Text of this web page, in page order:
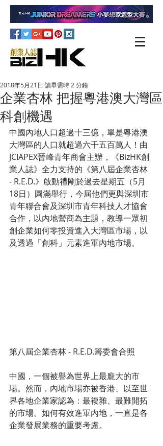
企業杏林 把握粵港澳大灣區
科創機遇
2018年5月21日 讀畢需時 2 分鐘
中國內地人口超過十三億，單是粵港澳
大灣區的人口就超過六千五百萬人！由
JCIAPEX晉峰青年商會主辦，《BizHK創
業人誌》全力支持的《第八屆企業杏林
- R.E.D.》啟動禮剛於過去星期五（5月
18日）圓滿舉行，今屆他們更與深圳市
青年聯合會及深圳市青年科技人才協會
合作，以內地營商為主題，教導一眾初
創企業如何零投資進入大灣區市場，以
及透過「創科」元素進軍內地市場。
第八屆企業杏林 - R.E.D.籌委會合照
中國，一個被譽為世界上最龐大的市
場。然而，內地市場亦被香港、以至世
界各地企業家認為：最複雜、最難開拓
的市場。如何有效進軍內地，一直是各
企業發展業務的重要考慮。